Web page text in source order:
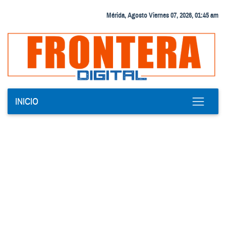
Mérida, Agosto Viernes 07, 2026, 01:45 am
INICIO